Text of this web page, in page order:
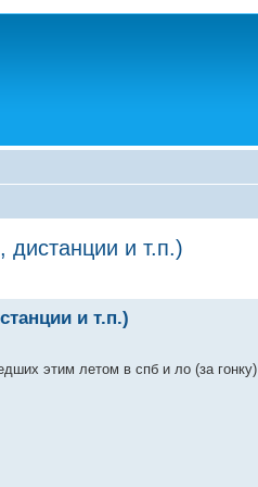
и т.п.)
и т.п.)
этим летом в спб и ло (за гонку)